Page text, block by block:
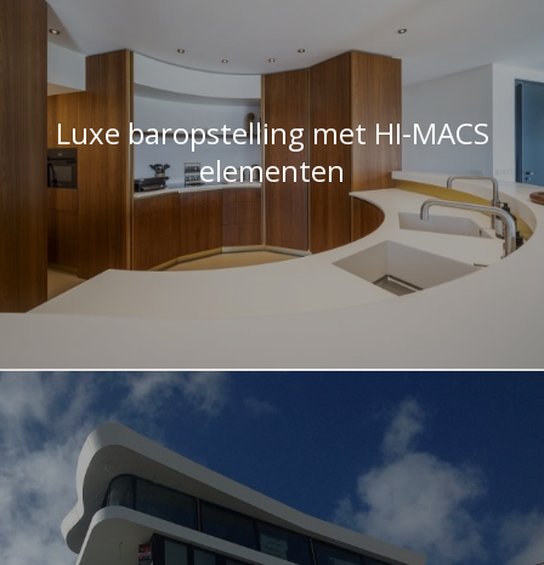
Luxe baropstelling met HI-MACS
elementen